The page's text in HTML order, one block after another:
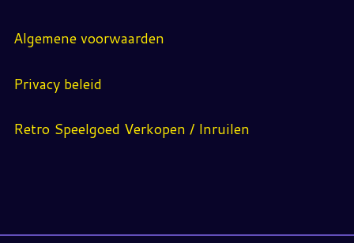
Algemene voorwaarden
Privacy beleid
Retro Speelgoed Verkopen / Inruilen